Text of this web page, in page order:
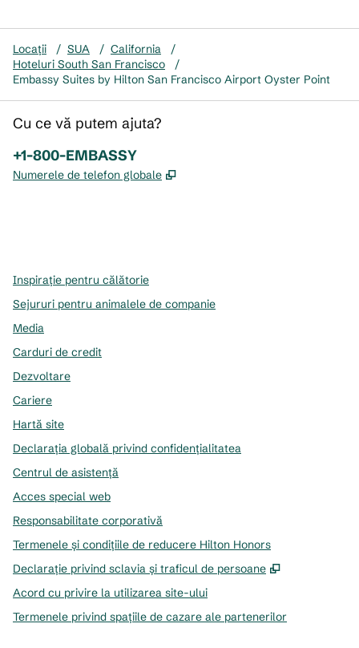
Locații / SUA / California
/
Hoteluri South San Francisco
/
Embassy Suites by Hilton San Francisco Airport Oyster Point
Cu ce vă putem ajuta?
Telefon:
+1-800-EMBASSY
Numerele de telefon globale ,
Inspirație pentru călătorie
Sejururi pentru animalele de companie
Media
Carduri de credit
Dezvoltare
Cariere
Hartă site
Declarația globală privind confidenţialitatea
Centrul de asistență
Acces special web
Responsabilitate corporativă
Termenele și condițiile de reducere Hilton Honors
Declarație privind sclavia și traficul de persoane
,
Acord cu privire la utilizarea site-ului
Termenele privind spațiile de cazare ale partenerilor